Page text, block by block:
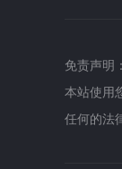
免责声明
本站使用
任何的法